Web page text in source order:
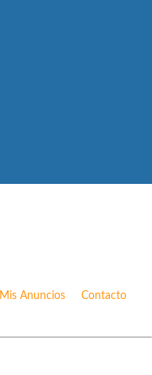
Mis Anuncios Contacto